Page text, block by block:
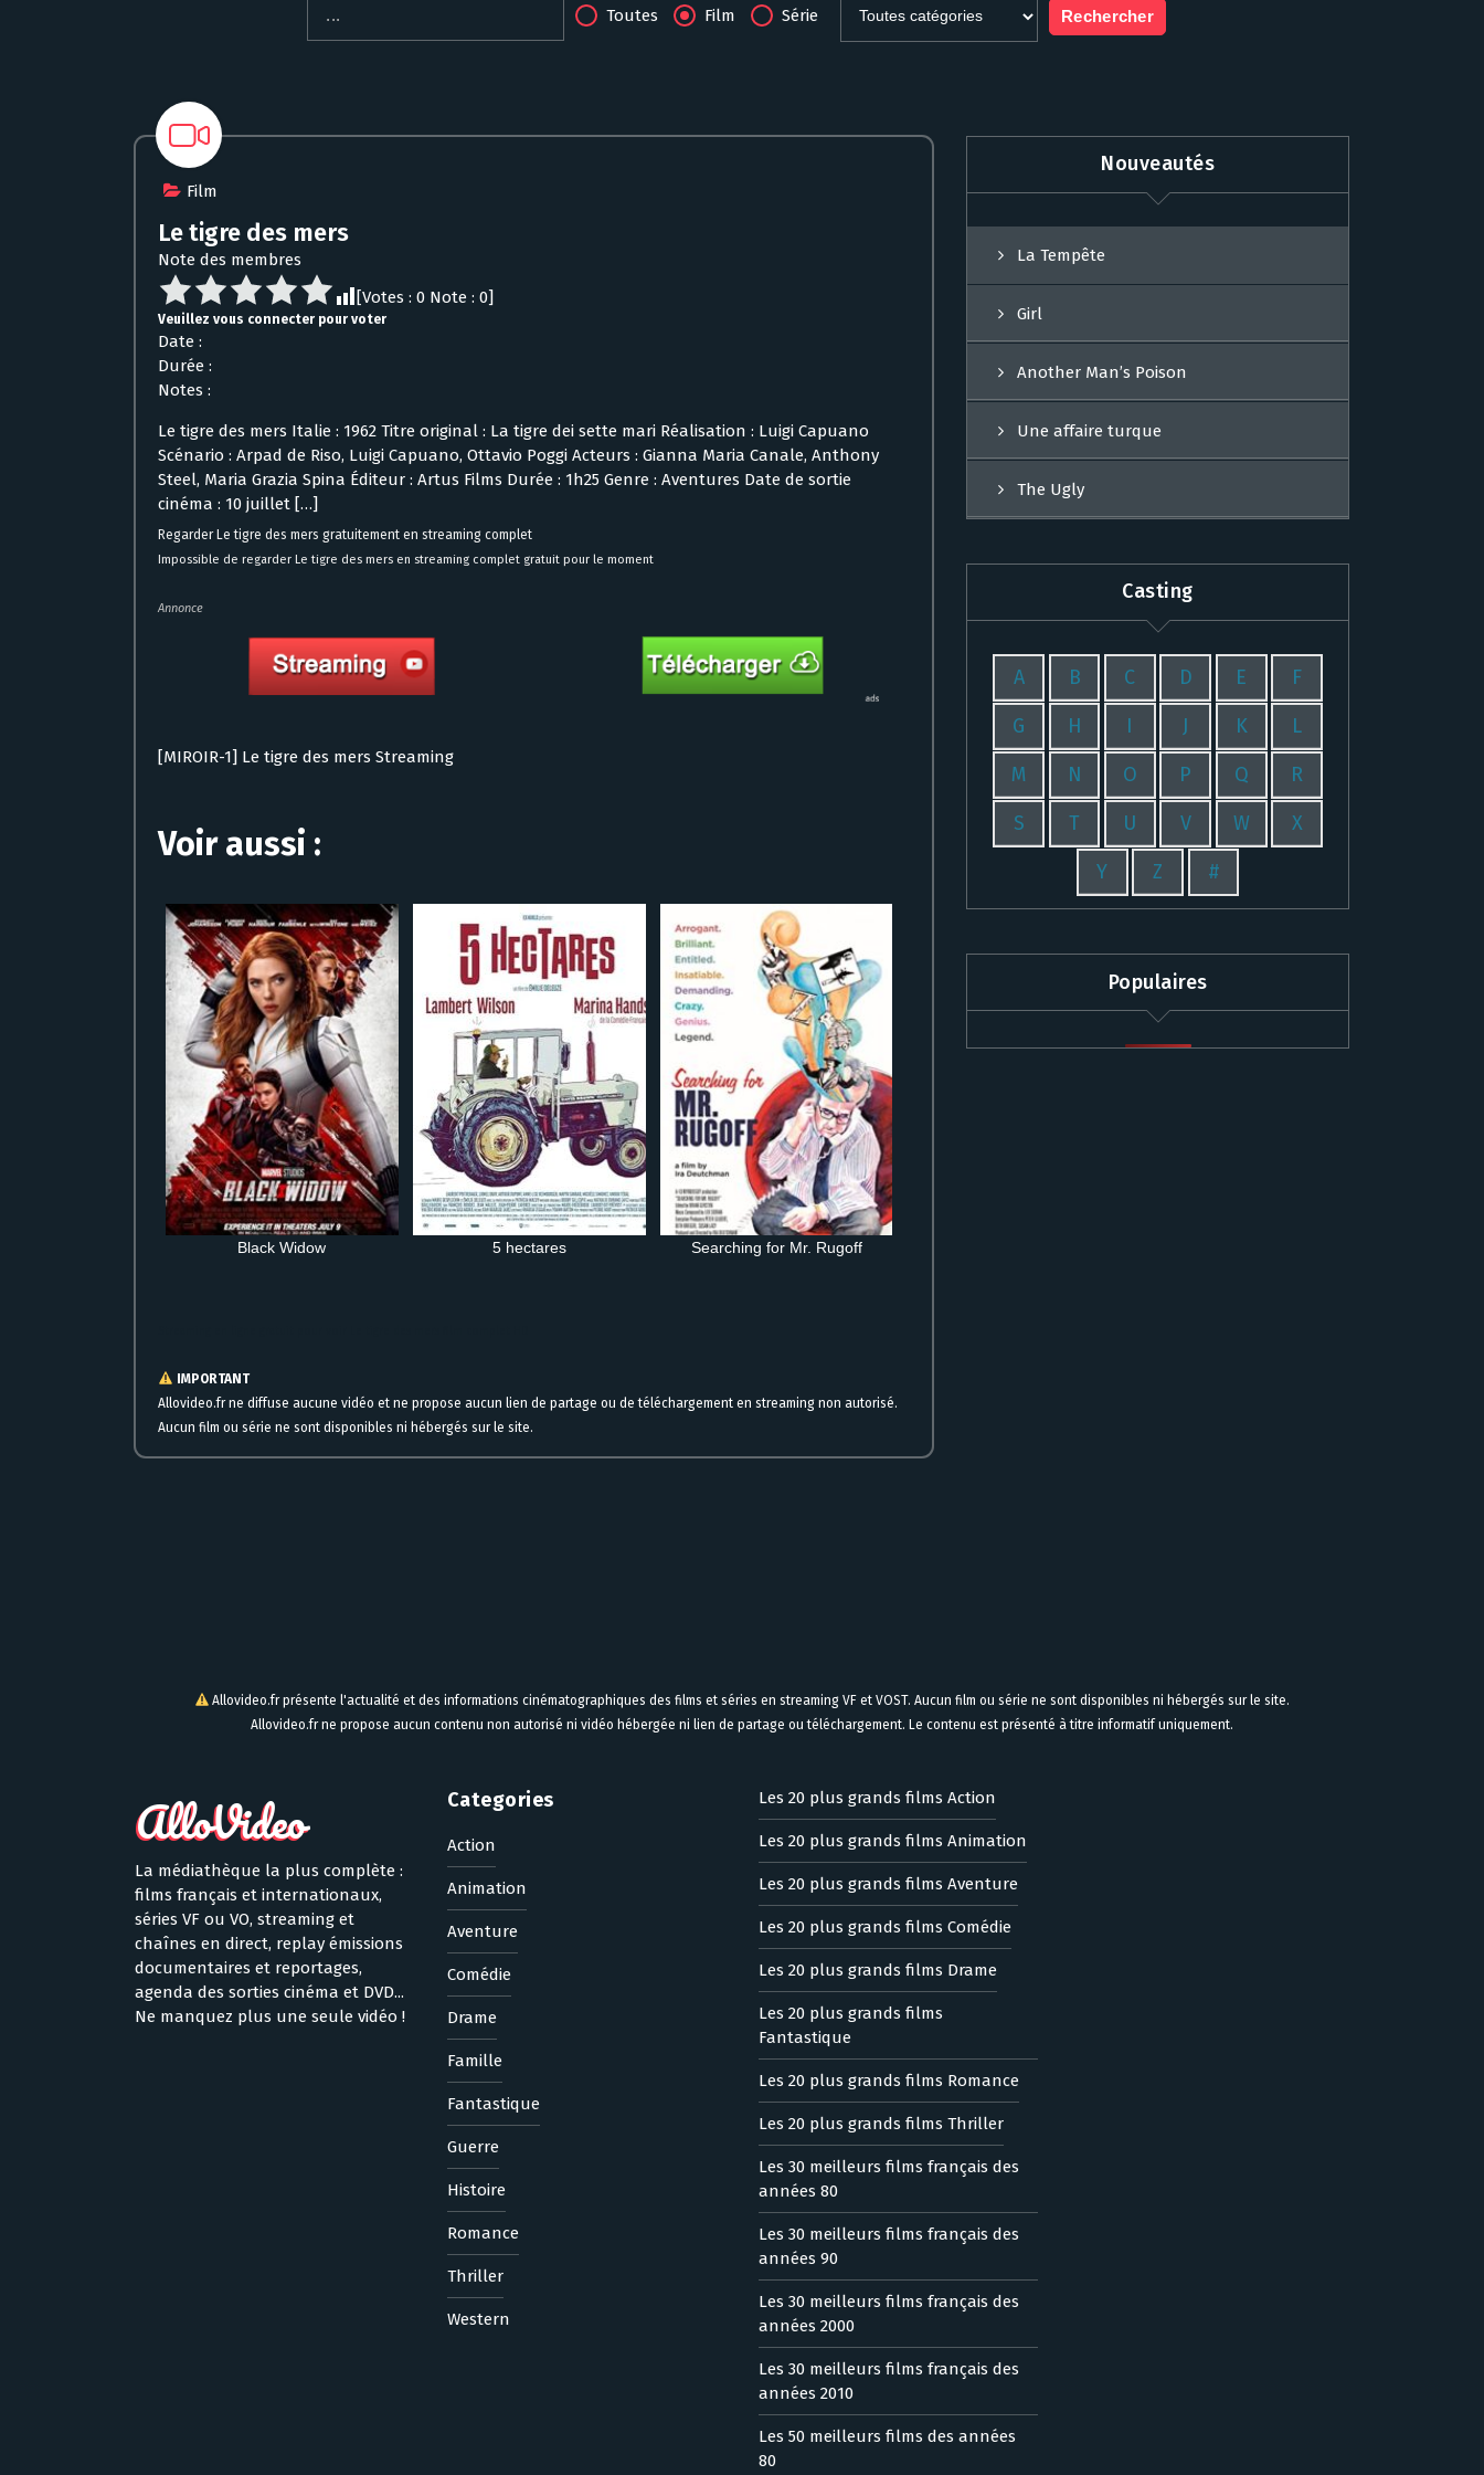
Toutes Film Série
Film
Le tigre des mers
Note des membres
[Votes : 0 Note : 0]
Veuillez vous connecter pour voter
Date :
Durée :
Notes :
Le tigre des mers Italie : 1962 Titre original : La tigre dei sette mari Réalisation : Luigi Capuano
Scénario : Arpad de Riso, Luigi Capuano, Ottavio Poggi Acteurs : Gianna Maria Canale, Anthony
Steel, Maria Grazia Spina Éditeur : Artus Films Durée : 1h25 Genre : Aventures Date de sortie
cinéma : 10 juillet […]
Regarder Le tigre des mers gratuitement en streaming complet
Impossible de regarder Le tigre des mers en streaming complet gratuit pour le moment
Annonce
[MIROIR-1] Le tigre des mers Streaming
Voir aussi :
Black Widow 5 hectares Searching for Mr. Rugoff
IMPORTANT
Allovideo.fr ne diffuse aucune vidéo et ne propose aucun lien de partage ou de téléchargement en streaming non autorisé.
Aucun film ou série ne sont disponibles ni hébergés sur le site.
Nouveautés
La Tempête
Girl
Another Man’s Poison
Une affaire turque
The Ugly
Casting
A B C D E F
G H I J K L
M N O P Q R
S T U V W X
Y Z #
Populaires
Allovideo.fr présente l'actualité et des informations cinématographiques des films et séries en streaming VF et VOST. Aucun film ou série ne sont disponibles ni hébergés sur le site.
Allovideo.fr ne propose aucun contenu non autorisé ni vidéo hébergée ni lien de partage ou téléchargement. Le contenu est présenté à titre informatif uniquement.
La médiathèque la plus complète :
films français et internationaux,
séries VF ou VO, streaming et
chaînes en direct, replay émissions
documentaires et reportages,
agenda des sorties cinéma et DVD...
Ne manquez plus une seule vidéo !
Categories
Action
Animation
Aventure
Comédie
Drame
Famille
Fantastique
Guerre
Histoire
Romance
Thriller
Western
Les 20 plus grands films Action
Les 20 plus grands films Animation
Les 20 plus grands films Aventure
Les 20 plus grands films Comédie
Les 20 plus grands films Drame
Les 20 plus grands films
Fantastique
Les 20 plus grands films Romance
Les 20 plus grands films Thriller
Les 30 meilleurs films français des
années 80
Les 30 meilleurs films français des
années 90
Les 30 meilleurs films français des
années 2000
Les 30 meilleurs films français des
années 2010
Les 50 meilleurs films des années
80